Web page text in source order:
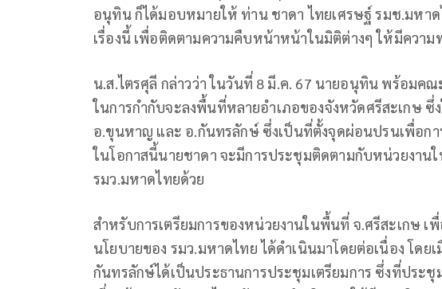
อนุทิน ก็ได้มอบหมายให้ ท่าน ชาดา ไทยเศรษฐ์ รมช.มหา
เรื่องนี้ เพื่อติดตามความคืบหน้าหน้าในมิติต่างๆ ให้มีความ
น.ส.ไตรศุลี กล่าวว่า ในวันที่ 8 มี.ค. 67 นายอนุทิน พร้อมค
ในการกำกับจะลงพื้นที่หลายอำเภอของจังหวัดศรีสะเกษ
อ.ขุนหาญ และ อ.กันทรลักษ์ ซึ่งเป็นที่ตั้งจุดผ่อนปรนเพื่อกา
ในโอกาสนี้นายชาดา จะมีการประชุมติดตามกับหน่วยงาน
รมว.มหาดไทยด้วย
สำหรับการเตรียมการของหน่วยงานในพื้นที่ จ.ศรีสะเกษ เ
นโยบายของ รมว.มหาดไทย ได้ดำเนินมาโดยต่อเนื่อง โดย
กันทรลักษ์ได้เป็นประธานการประชุมเตรียมการ ซึ่งที่ประ